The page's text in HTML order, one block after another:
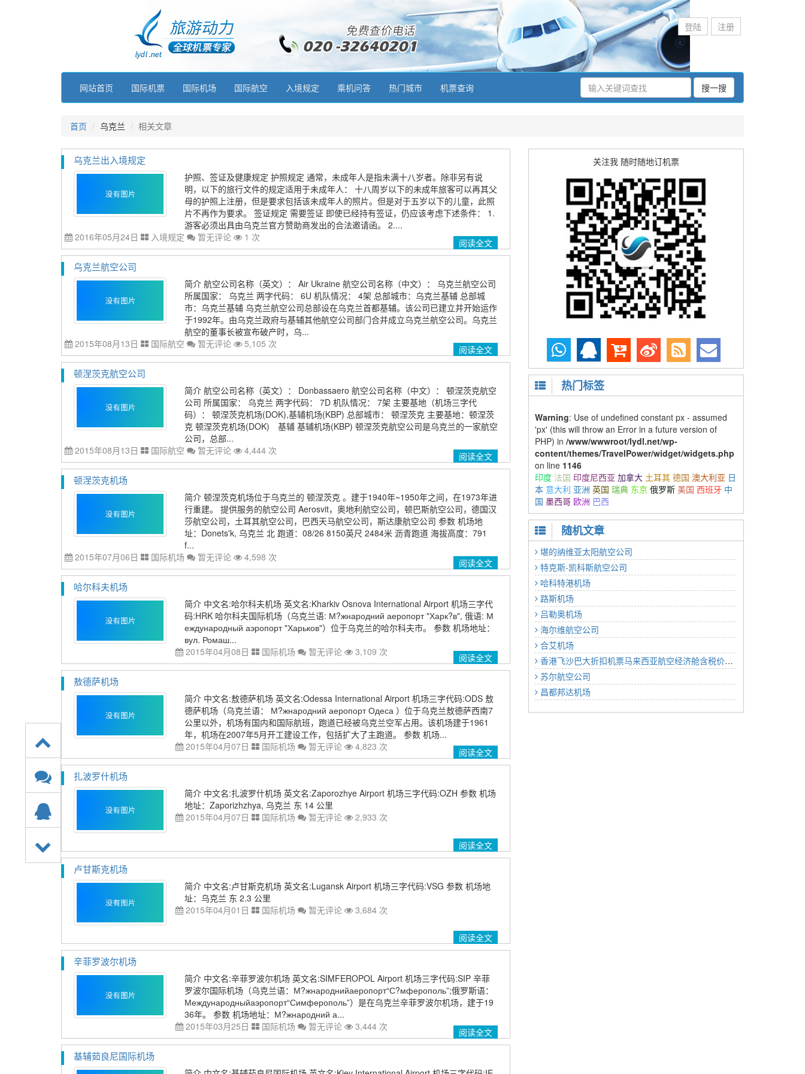
登陆 注册
网站首页 国际机票 国际机场 国际航空 入境规定 乘机问答 热门城市 机票查询 搜一搜
首页 乌克兰 相关文章
乌克兰出入境规定
护照、签证及健康规定 护照规定 通常，未成年人是指未满十八岁者。除非另有说
明，以下的旅行文件的规定适用于未成年人： 十八周岁以下的未成年旅客可以再其父
母的护照上注册，但是要求包括该未成年人的照片。但是对于五岁以下的儿童，此照
片不再作为要求。 签证规定 需要签证 即使已经持有签证，仍应该考虑下述条件： 1.
游客必须出具由乌克兰官方赞助商发出的合法邀请函。 2....
2016年05月24日
入境规定 暂无评论 1 次 阅读全文
乌克兰航空公司
简介 航空公司名称（英文）： Air Ukraine 航空公司名称（中文）： 乌克兰航空公司
所属国家： 乌克兰 两字代码： 6U 机队情况： 4架 总部城市：乌克兰基辅 总部城
市：乌克兰基辅 乌克兰航空公司总部设在乌克兰首都基辅。该公司已建立并开始运作
于1992年。由乌克兰政府与基辅其他航空公司部门合并成立乌克兰航空公司。乌克兰
航空的董事长被宣布破产时，乌...
2015年08月13日
国际航空 暂无评论 5,105 次 阅读全文
顿涅茨克航空公司
简介 航空公司名称（英文）： Donbassaero 航空公司名称（中文）： 顿涅茨克航空
公司 所属国家： 乌克兰 两字代码： 7D 机队情况： 7架 主要基地（机场三字代
码）： 顿涅茨克机场(DOK),基辅机场(KBP) 总部城市： 顿涅茨克 主要基地：顿涅茨
克 顿涅茨克机场(DOK) 基辅 基辅机场(KBP) 顿涅茨克航空公司是乌克兰的一家航空
公司，总部...
2015年08月13日
国际航空 暂无评论 4,444 次 阅读全文
顿涅茨克机场
简介 顿涅茨克机场位于乌克兰的 顿涅茨克 。建于1940年~1950年之间，在1973年进
行重建。 提供服务的航空公司 Aerosvit，奥地利航空公司，顿巴斯航空公司，德国汉
莎航空公司，土耳其航空公司，巴西天马航空公司，斯达康航空公司 参数 机场地
址：Donets'k, 乌克兰 北 跑道：08/26 8150英尺 2484米 沥青跑道 海拔高度：791
f...
2015年07月06日
国际机场 暂无评论 4,598 次 阅读全文
哈尔科夫机场
简介 中文名:哈尔科夫机场 英文名:Kharkiv Osnova International Airport 机场三字代
码:HRK 哈尔科夫国际机场（乌克兰语: М?жнародний аеропорт "Харк?в", 俄语: М
еждународный аэропорт "Харьков"）位于乌克兰的哈尔科夫市。 参数 机场地址：
вул. Ромаш...
2015年04月08日
国际机场 暂无评论 3,109 次 阅读全文
敖德萨机场
简介 中文名:敖德萨机场 英文名:Odessa International Airport 机场三字代码:ODS 敖
德萨机场（乌克兰语： М?жнародний аеропорт Одеса ）位于乌克兰敖德萨西南7
公里以外，机场有国内和国际航班，跑道已经被乌克兰空军占用。该机场建于1961
年，机场在2007年5月开工建设工作，包括扩大了主跑道。 参数 机场...
2015年04月07日
国际机场 暂无评论 4,823 次 阅读全文
扎波罗什机场
简介 中文名:扎波罗什机场 英文名:Zaporozhye Airport 机场三字代码:OZH 参数 机场
地址：Zaporizhzhya, 乌克兰 东 14 公里
2015年04月07日
国际机场 暂无评论 2,933 次
阅读全文
卢甘斯克机场
简介 中文名:卢甘斯克机场 英文名:Lugansk Airport 机场三字代码:VSG 参数 机场地
址：乌克兰 东 2.3 公里
2015年04月01日
国际机场 暂无评论 3,684 次
阅读全文
辛菲罗波尔机场
简介 中文名:辛菲罗波尔机场 英文名:SIMFEROPOL Airport 机场三字代码:SIP 辛菲
罗波尔国际机场（乌克兰语：М?жнароднийаеропорт“С?мферополь”;俄罗斯语：
Международныйаэропорт“Симферополь”）是在乌克兰辛菲罗波尔机场，建于19
36年。 参数 机场地址：М?жнародний а...
2015年03月25日
国际机场 暂无评论 3,444 次 阅读全文
基辅茹良尼国际机场
关注我 随时随地订机票
热门标签
Warning: Use of undefined constant px - assumed
'px' (this will throw an Error in a future version of
PHP) in /www/wwwroot/lydl.net/wp-
content/themes/TravelPower/widget/widgets.php
on line 1146
印度 法国 印度尼西亚 加拿大 土耳其 德国 澳大利亚 日
本 意大利 亚洲 英国 瑞典 东京 俄罗斯 美国 西班牙 中
国 墨西哥 欧洲 巴西
随机文章
堪的纳维亚太阳航空公司
特克斯-凯科斯航空公司
哈科特港机场
路斯机场
吕勒奥机场
海尔维航空公司
合艾机场
香港飞沙巴大折扣机票马来西亚航空经济舱含税价格2223元2022年12月06日
苏尔航空公司
昌都邦达机场